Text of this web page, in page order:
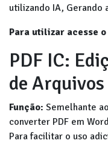
utilizando IA, Gerando
Para utilizar acesse o
PDF IC:
de Arquivos
Função: Semelhante
converter PDF em
Para facilitar o uso